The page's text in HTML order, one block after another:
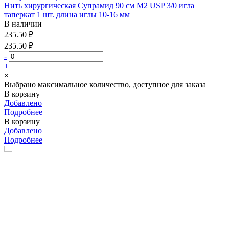
Нить хирургическая Супрамид 90 см М2 USP 3/0 игла
таперкат 1 шт. длина иглы 10-16 мм
В наличии
235.50 ₽
235.50 ₽
-
+
×
Выбрано максимальное количество, доступное для заказа
В корзину
Добавлено
Подробнее
В корзину
Добавлено
Подробнее